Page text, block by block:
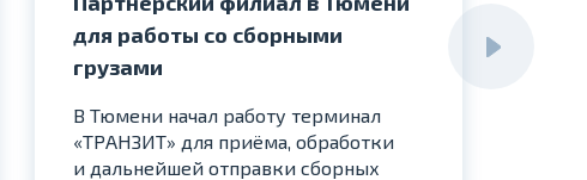
для работы со сборными
грузами
В Тюмени начал работу терминал
«ТРАНЗИТ» для приёма, обработки
и дальнейшей отправки сборных